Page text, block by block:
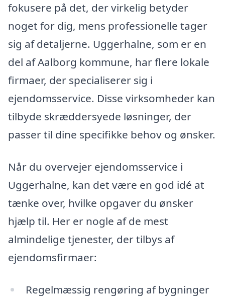
fokusere på det, der virkelig betyder
noget for dig, mens professionelle tager
sig af detaljerne. Uggerhalne, som er en
del af Aalborg kommune, har flere lokale
firmaer, der specialiserer sig i
ejendomsservice. Disse virksomheder kan
tilbyde skræddersyede løsninger, der
passer til dine specifikke behov og ønsker.
Når du overvejer ejendomsservice i
Uggerhalne, kan det være en god idé at
tænke over, hvilke opgaver du ønsker
hjælp til. Her er nogle af de mest
almindelige tjenester, der tilbys af
ejendomsfirmaer:
Regelmæssig rengøring af bygninger